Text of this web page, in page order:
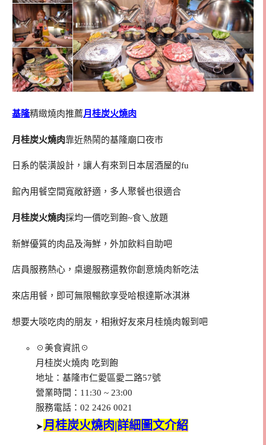
基隆精緻燒肉推薦月桂炭火燒肉
月桂炭火燒肉靠近熱鬧的基隆廟口夜市
日系的裝潢設計，讓人有來到日本居酒屋的fu
館內用餐空間寬敞舒適，多人聚餐也很適合
月桂炭火燒肉採均一價吃到飽~食乀放題
新鮮優質的肉品及海鮮，外加飲料自助吧
店員服務熱心，桌邊服務還教你創意燒肉新吃法
來店用餐，即可無限暢飲享受哈根達斯冰淇淋
想要大啖吃肉的朋友，相揪好友來月桂燒肉報到吧
☉美食資訊☉
月桂炭火燒肉 吃到飽
地址：基隆市仁愛區愛二路57號
營業時間：11:30 ~ 23:00
服務電話：02 2426 0021
➤月桂炭火燒肉|詳細圖文介紹